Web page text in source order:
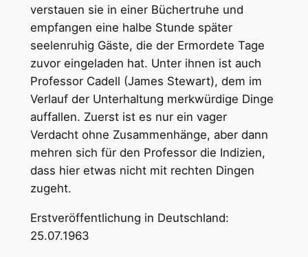
verstauen sie in einer Büchertruhe und
empfangen eine halbe Stunde später
seelenruhig Gäste, die der Ermordete Tage
zuvor eingeladen hat. Unter ihnen ist auch
Professor Cadell (James Stewart), dem im
Verlauf der Unterhaltung merkwürdige Dinge
auffallen. Zuerst ist es nur ein vager
Verdacht ohne Zusammenhänge, aber dann
mehren sich für den Professor die Indizien,
dass hier etwas nicht mit rechten Dingen
zugeht.
Erstveröffentlichung in Deutschland:
25.07.1963